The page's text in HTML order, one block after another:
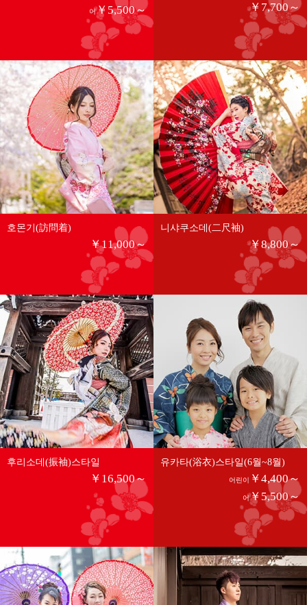
어￥5,500～ ￥7,700～
호몬기(訪問着)
￥11,000～
니샤쿠소데(二尺袖)
￥8,800～
후리소데(振袖)스타일
￥16,500～
유카타(浴衣)스타일(6월~8월)
어린이 ￥4,400～
어￥5,500～